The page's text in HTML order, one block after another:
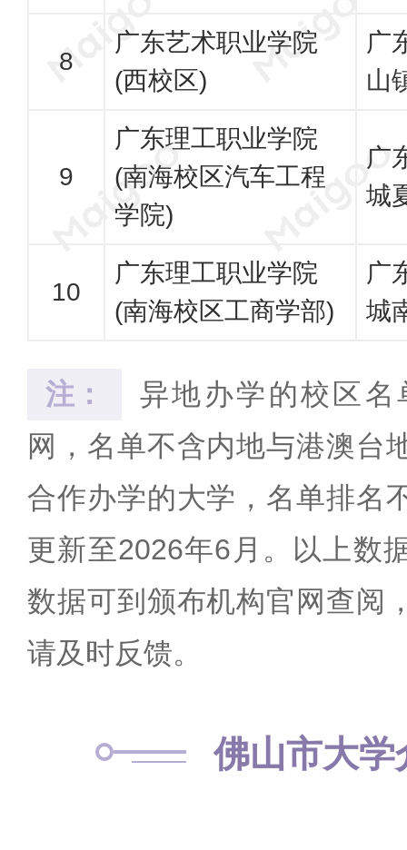
广东艺术职业学院
(西校区)
广
山
广东理工职业学院
(南海校区汽车工程
学院)
广
城
广东理工职业学院
(南海校区工商学部)
广
城
注：
异地办学的校区
网，名单不含内地与港澳台
合作办学的大学，名单排名
更新至2026年6月。以上数
数据可到颁布机构官网查阅
请及时反馈。
佛山市大学